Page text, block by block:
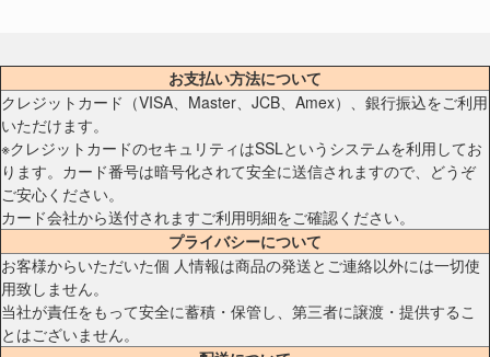
お支払い方法について
クレジットカード（VISA、Master、JCB、Amex）、銀行振込をご利用
いただけます。
※クレジットカードのセキュリティはSSLというシステムを利用してお
ります。カード番号は暗号化されて安全に送信されますので、どうぞ
ご安心ください。
カード会社から送付されますご利用明細をご確認ください。
プライバシーについて
お客様からいただいた個 人情報は商品の発送とご連絡以外には一切使
用致しません。
当社が責任をもって安全に蓄積・保管し、第三者に譲渡・提供するこ
とはございません。